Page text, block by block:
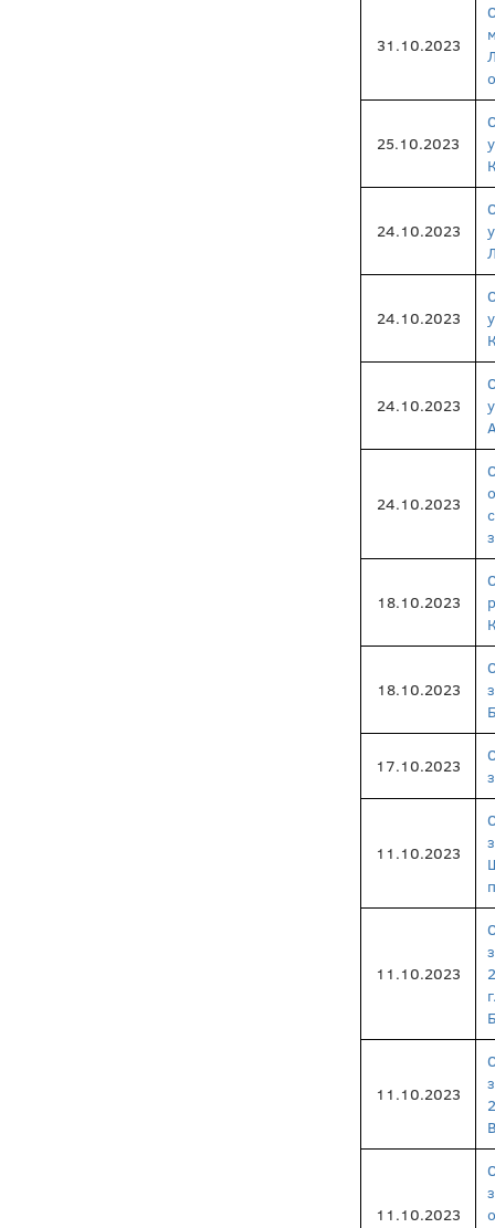
31.10.2023
25.10.2023
24.10.2023
24.10.2023
24.10.2023
24.10.2023
18.10.2023
18.10.2023
17.10.2023
11.10.2023
11.10.2023
11.10.2023
11.10.2023